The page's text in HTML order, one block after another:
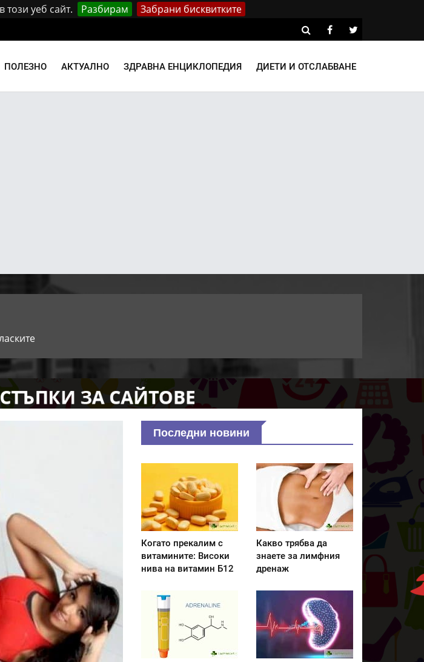
уеб сайт. Разбирам Забрани бисквитките
ПОЛЕЗНО АКТУАЛНО ЗДРАВНА ЕНЦИКЛОПЕДИЯ ДИЕТИ И ОТСЛАБВАНЕ
Последни новини
Когато прекалим с
витамините: Високи
нива на витамин Б12
Какво трябва да
знаете за лимфния
дренаж